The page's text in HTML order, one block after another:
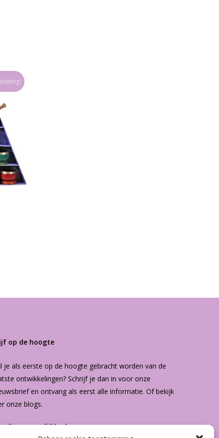
op de hoogte
je als eerste op de hoogte gebracht worden van de
ontwikkelingen? Schrijf je dan in voor onze
en ontvang als eerst alle informatie. Of bekijk
onzeblogs.